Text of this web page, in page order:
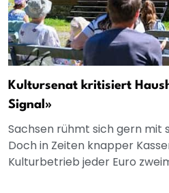
Kultursenat kritisiert
Signal»
Sachsen rühmt sich gern mit
Doch in Zeiten knapper
Kulturbetrieb jeder Euro